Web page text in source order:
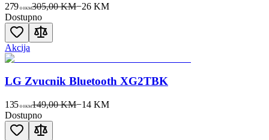
279 00KM305,00 KM−26 KM
Dostupno
Akcija
LG Zvucnik Bluetooth XG2TBK
135 00KM149,00 KM−14 KM
Dostupno